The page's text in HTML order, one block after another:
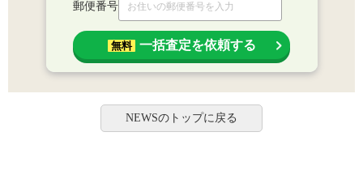
郵便番号
無料 一括査定を依頼する
NEWSのトップに戻る